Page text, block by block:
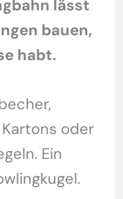
lässt
bauen,
habt.
oder
Ein